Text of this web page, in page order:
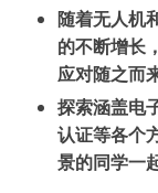
随着无人机
的不断增长
应对随之而
探索涵盖电
认证等各个
景的同学一